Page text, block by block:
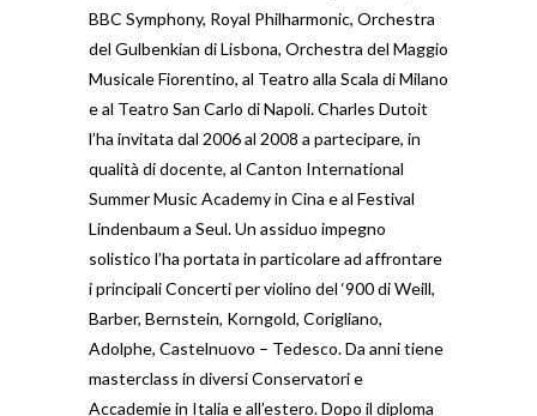
BBC Symphony, Royal Philharmonic, Orchestra
del Gulbenkian di Lisbona, Orchestra del Maggio
Musicale Fiorentino, al Teatro alla Scala di Milano
e al Teatro San Carlo di Napoli. Charles Dutoit
l’ha invitata dal 2006 al 2008 a partecipare, in
qualità di docente, al Canton International
Summer Music Academy in Cina e al Festival
Lindenbaum a Seul. Un assiduo impegno
solistico l’ha portata in particolare ad affrontare
i principali Concerti per violino del ‘900 di Weill,
Barber, Bernstein, Korngold, Corigliano,
Adolphe, Castelnuovo – Tedesco. Da anni tiene
masterclass in diversi Conservatori e
Accademie in Italia e all’estero. Dopo il diploma